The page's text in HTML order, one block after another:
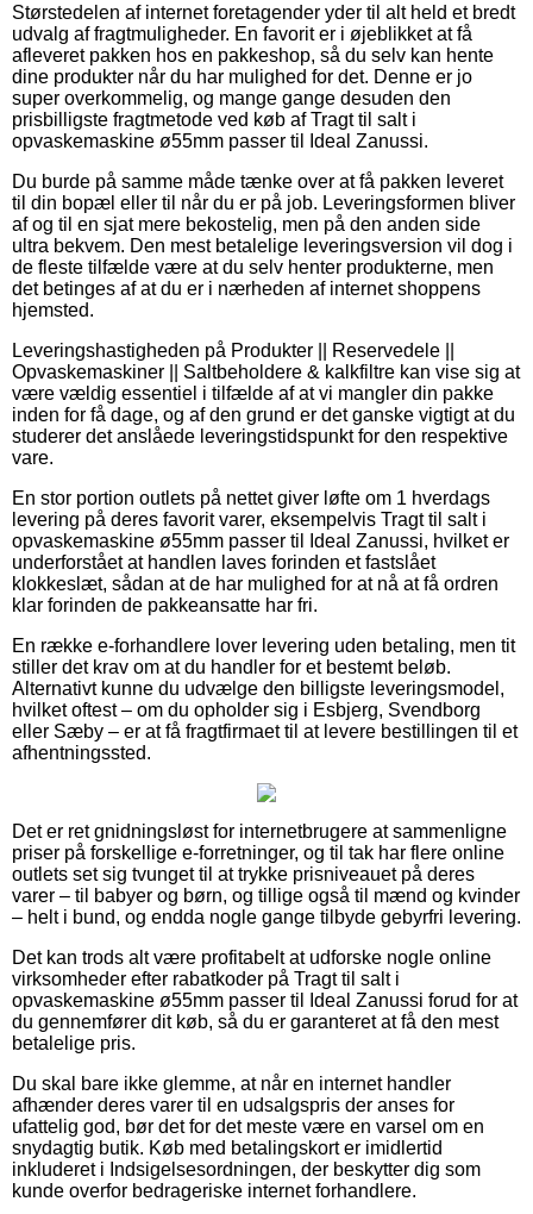
Størstedelen af internet foretagender yder til alt held et bredt
udvalg af fragtmuligheder. En favorit er i øjeblikket at få
afleveret pakken hos en pakkeshop, så du selv kan hente
dine produkter når du har mulighed for det. Denne er jo
super overkommelig, og mange gange desuden den
prisbilligste fragtmetode ved køb af Tragt til salt i
opvaskemaskine ø55mm passer til Ideal Zanussi.
Du burde på samme måde tænke over at få pakken leveret
til din bopæl eller til når du er på job. Leveringsformen bliver
af og til en sjat mere bekostelig, men på den anden side
ultra bekvem. Den mest betalelige leveringsversion vil dog i
de fleste tilfælde være at du selv henter produkterne, men
det betinges af at du er i nærheden af internet shoppens
hjemsted.
Leveringshastigheden på Produkter || Reservedele ||
Opvaskemaskiner || Saltbeholdere & kalkfiltre kan vise sig at
være vældig essentiel i tilfælde af at vi mangler din pakke
inden for få dage, og af den grund er det ganske vigtigt at du
studerer det anslåede leveringstidspunkt for den respektive
vare.
En stor portion outlets på nettet giver løfte om 1 hverdags
levering på deres favorit varer, eksempelvis Tragt til salt i
opvaskemaskine ø55mm passer til Ideal Zanussi, hvilket er
underforstået at handlen laves forinden et fastslået
klokkeslæt, sådan at de har mulighed for at nå at få ordren
klar forinden de pakkeansatte har fri.
En række e-forhandlere lover levering uden betaling, men tit
stiller det krav om at du handler for et bestemt beløb.
Alternativt kunne du udvælge den billigste leveringsmodel,
hvilket oftest – om du opholder sig i Esbjerg, Svendborg
eller Sæby – er at få fragtfirmaet til at levere bestillingen til et
afhentningssted.
Det er ret gnidningsløst for internetbrugere at sammenligne
priser på forskellige e-forretninger, og til tak har flere online
outlets set sig tvunget til at trykke prisniveauet på deres
varer – til babyer og børn, og tillige også til mænd og kvinder
– helt i bund, og endda nogle gange tilbyde gebyrfri levering.
Det kan trods alt være profitabelt at udforske nogle online
virksomheder efter rabatkoder på Tragt til salt i
opvaskemaskine ø55mm passer til Ideal Zanussi forud for at
du gennemfører dit køb, så du er garanteret at få den mest
betalelige pris.
Du skal bare ikke glemme, at når en internet handler
afhænder deres varer til en udsalgspris der anses for
ufattelig god, bør det for det meste være en varsel om en
snydagtig butik. Køb med betalingskort er imidlertid
inkluderet i Indsigelsesordningen, der beskytter dig som
kunde overfor bedrageriske internet forhandlere.